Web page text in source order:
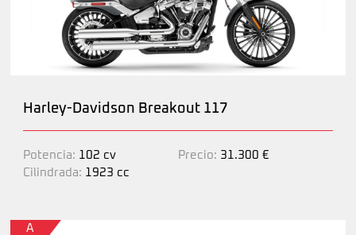
Harley-Davidson Breakout 117
Potencia: 102 cv
Cilindrada: 1923 cc
Precio: 31.300 €
A